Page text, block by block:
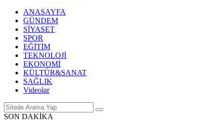
ANASAYFA
GÜNDEM
SİYASET
SPOR
EĞİTİM
TEKNOLOJİ
EKONOMİ
KÜLTÜR&SANAT
SAĞLIK
Videolar
SON DAKİKA